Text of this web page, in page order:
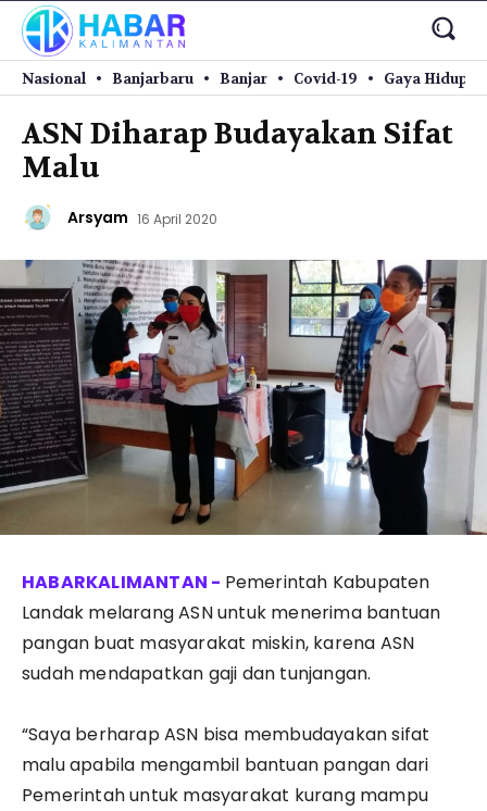
Nasional Banjarbaru Banjar Covid-19 Gaya Hidup
ASN Diharap Budayakan Sifat
Malu
Arsyam 16 April 2020
Pemerintah Kabupaten
Landak melarang ASN untuk menerima bantuan
pangan buat masyarakat miskin, karena ASN
sudah mendapatkan gaji dan tunjangan.
“Saya berharap ASN bisa membudayakan sifat
malu apabila mengambil bantuan pangan dari
Pemerintah untuk masyarakat kurang mampu